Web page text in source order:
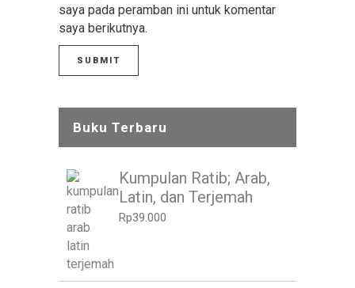
saya pada peramban ini untuk komentar
saya berikutnya.
Buku Terbaru
Kumpulan Ratib; Arab,
Latin, dan Terjemah
Rp39.000